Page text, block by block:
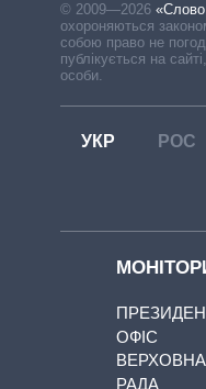
© 2009—2026 «Слово
охороняються
собою право не
публікується на
особи.
УКР РОС
ОФІС
ВЕРХОВНА
РАДА